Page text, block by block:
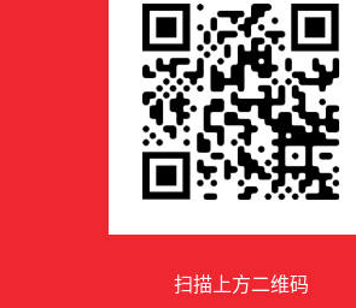
扫描上方二维码